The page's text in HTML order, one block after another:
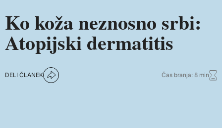
Ko koža neznosno srbi:
Atopijski dermatitis
DELI ČLANEK Čas branja: 8 min